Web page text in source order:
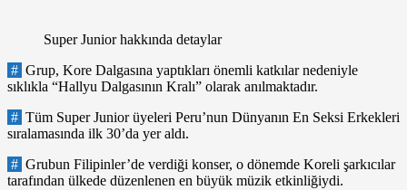
Super Junior hakkında detaylar
# Grup, Kore Dalgasına yaptıkları önemli katkılar nedeniyle
sıklıkla “Hallyu Dalgasının Kralı” olarak anılmaktadır.
# Tüm Super Junior üyeleri Peru’nun Dünyanın En Seksi Erkekleri
sıralamasında ilk 30’da yer aldı.
# Grubun Filipinler’de verdiği konser, o dönemde Koreli şarkıcılar
tarafından ülkede düzenlenen en büyük müzik etkinliğiydi.